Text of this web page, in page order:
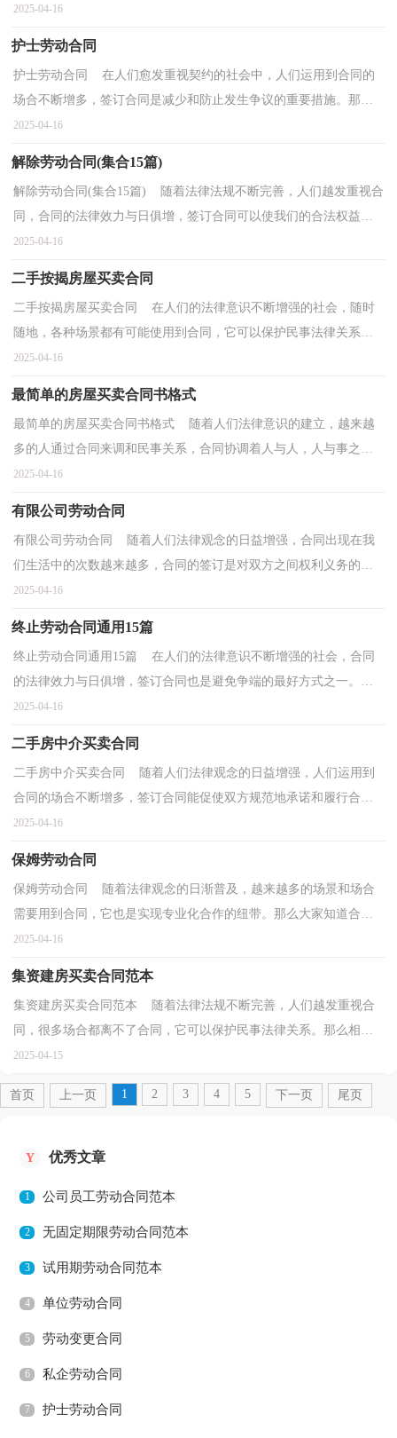
格履行义务。那么常见的合同书是什么样的呢？下面是小编...
2025-04-16
护士劳动合同
护士劳动合同 在人们愈发重视契约的社会中，人们运用到合同的
场合不断增多，签订合同是减少和防止发生争议的重要措施。那么
制定合同书有什么需要注意的呢？以下是小编帮大家整...
2025-04-16
解除劳动合同(集合15篇)
解除劳动合同(集合15篇) 随着法律法规不断完善，人们越发重视合
同，合同的法律效力与日俱增，签订合同可以使我们的合法权益得
到法律的保障。那么我们拟定合同的时候需要注意什...
2025-04-16
二手按揭房屋买卖合同
二手按揭房屋买卖合同 在人们的法律意识不断增强的社会，随时
随地，各种场景都有可能使用到合同，它可以保护民事法律关系。
相信大家又在为写合同犯愁了吧，下面是小编为大家收集...
2025-04-16
最简单的房屋买卖合同书格式
最简单的房屋买卖合同书格式 随着人们法律意识的建立，越来越
多的人通过合同来调和民事关系，合同协调着人与人，人与事之间
的关系。那么我们拟定合同的时候需要注意什么问题呢...
2025-04-16
有限公司劳动合同
有限公司劳动合同 随着人们法律观念的日益增强，合同出现在我
们生活中的次数越来越多，合同的签订是对双方之间权利义务的最
好规范。那么合同书的格式，你掌握了吗？以下是小编精...
2025-04-16
终止劳动合同通用15篇
终止劳动合同通用15篇 在人们的法律意识不断增强的社会，合同
的法律效力与日俱增，签订合同也是避免争端的最好方式之一。拟
定合同的注意事项有许多，你确定会写吗？下面是小编帮...
2025-04-16
二手房中介买卖合同
二手房中介买卖合同 随着人们法律观念的日益增强，人们运用到
合同的场合不断增多，签订合同能促使双方规范地承诺和履行合
作。你所见过的合同是什么样的呢？以下是小编帮大家整...
2025-04-16
保姆劳动合同
保姆劳动合同 随着法律观念的日渐普及，越来越多的场景和场合
需要用到合同，它也是实现专业化合作的纽带。那么大家知道合同
的格式吗？以下是小编收集整理的保姆劳动合同，供大家...
2025-04-16
集资建房买卖合同范本
集资建房买卖合同范本 随着法律法规不断完善，人们越发重视合
同，很多场合都离不了合同，它可以保护民事法律关系。那么相关
的合同到底怎么写呢？以下是小编整理的集资建房买卖合...
2025-04-15
首页 上一页 1 2 3 4 5 下一页 尾页
Y 优秀文章
1 公司员工劳动合同范本
2 无固定期限劳动合同范本
3 试用期劳动合同范本
4 单位劳动合同
5 劳动变更合同
6 私企劳动合同
7 护士劳动合同